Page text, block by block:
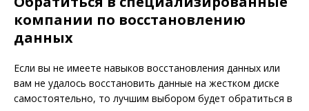
компании по восстановлению
данных
Если вы не имеете навыков восстановления данных или
вам не удалось восстановить данные на жестком диске
самостоятельно, то лучшим выбором будет обратиться в